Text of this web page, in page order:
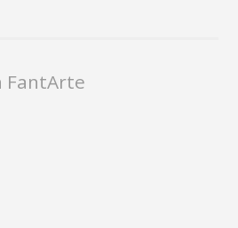
FantArte